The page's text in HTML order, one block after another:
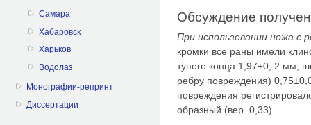
Самара
Хабаровск
Харьков
Водолаз
Монографии-репринт
Диссертации
Обсуждение
При использовании ножа
кромки все раны имели
тупого конца 1,97±0, 2 мм,
ребру повреждения)
повреждения
образный (вер. 0,33).